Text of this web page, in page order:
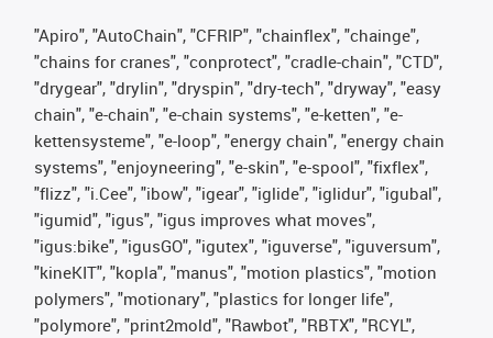
"Apiro", "AutoChain", "CFRIP", "chainflex", "chainge",
"chains for cranes", "conprotect", "cradle-chain", "CTD",
"drygear", "drylin", "dryspin", "dry-tech", "dryway", "easy
chain", "e-chain", "e-chain systems", "e-ketten", "e-
kettensysteme", "e-loop", "energy chain", "energy chain
systems", "enjoyneering", "e-skin", "e-spool", "fixflex",
"flizz", "i.Cee", "ibow", "igear", "iglide", "iglidur", "igubal",
"igumid", "igus", "igus improves what moves",
"igus:bike", "igusGO", "igutex", "iguverse", "iguversum",
"kineKIT", "kopla", "manus", "motion plastics", "motion
polymers", "motionary", "plastics for longer life",
"polymore", "print2mold", "Rawbot", "RBTX", "RCYL",